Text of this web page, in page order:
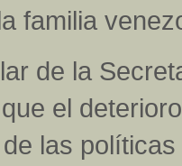
familia
de la
el
las